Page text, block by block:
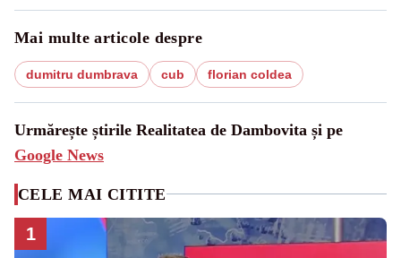
Mai multe articole despre
dumitru dumbrava cub florian coldea
Urmărește știrile Realitatea de Dambovita și pe
Google News
CELE MAI CITITE
1